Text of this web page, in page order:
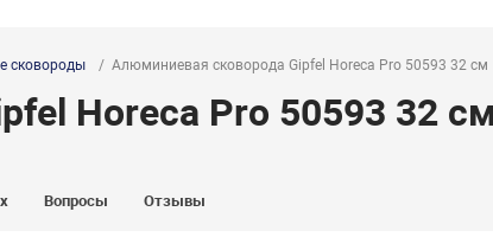
сковороды Алюминиевая сковорода Gipfel Horeca Pro 50593 32 см
Horeca Pro 50593 32 см
Вопросы Отзывы